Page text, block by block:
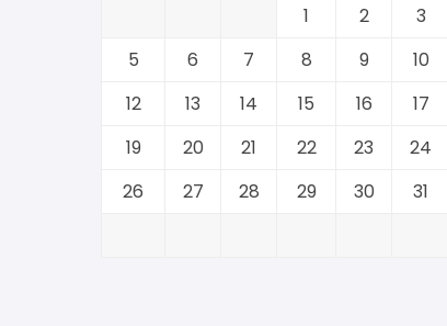
1
2 3
5
6 7 8 9 10
12
13 14 15 16 17
19
20 21 22 23 24
26
27 28 29 30 31